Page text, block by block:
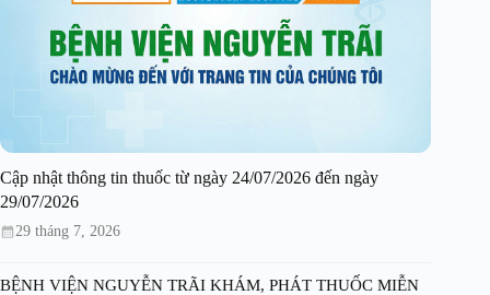
Cập nhật thông tin thuốc từ ngày 24/07/2026 đến ngày
29/07/2026
29 tháng 7, 2026
BỆNH VIỆN NGUYỄN TRÃI KHÁM, PHÁT THUỐC MIỄN